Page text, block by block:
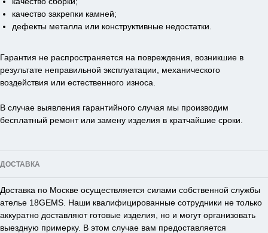
качество закрепки камней;
дефекты металла или конструктивные недостатки.
Гарантия не распространяется на повреждения, возникшие в
результате неправильной эксплуатации, механического
воздействия или естественного износа.
В случае выявления гарантийного случая мы производим
бесплатный ремонт или замену изделия в кратчайшие сроки.
ДОСТАВКА
Доставка по Москве осуществляется силами собственной службы
ателье 18GEMS. Наши квалифицированные сотрудники не только
аккуратно доставляют готовые изделия, но и могут организовать
выездную примерку. В этом случае вам предоставляется